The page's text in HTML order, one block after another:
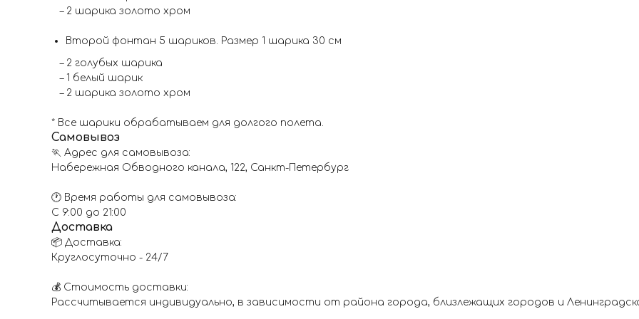
– 2 шарика золото хром
Второй фонтан 5 шариков. Размер 1 шарика 30 см
– 2 голубых шарика
– 1 белый шарик
– 2 шарика золото хром
* Все шарики обрабатываем для долгого полета.
Самовывоз
🏃 Адрес для самовывоза:
Набережная Обводного канала, 122, Санкт-Петербург
🕐 Время работы для самовывоза:
С 9:00 до 21:00
Доставка
📦 Доставка:
Круглосуточно - 24/7
💰 Стоимость доставки:
Рассчитывается индивидуально, в зависимости от района города, близлежащих городов и